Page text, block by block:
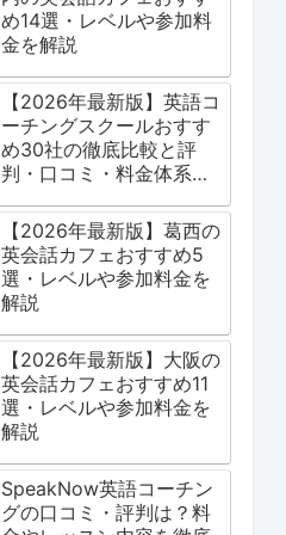
め14選・レベルや参加料
金を解説
【2026年最新版】英語コ
ーチングスクールおすす
め30社の徹底比較と評
判・口コミ・料金体系を
【2026年最新版】葛西の
英会話カフェおすすめ5
選・レベルや参加料金を
解説
【2026年最新版】大阪の
英会話カフェおすすめ11
選・レベルや参加料金を
解説
SpeakNow英語コーチン
グの口コミ・評判は？料